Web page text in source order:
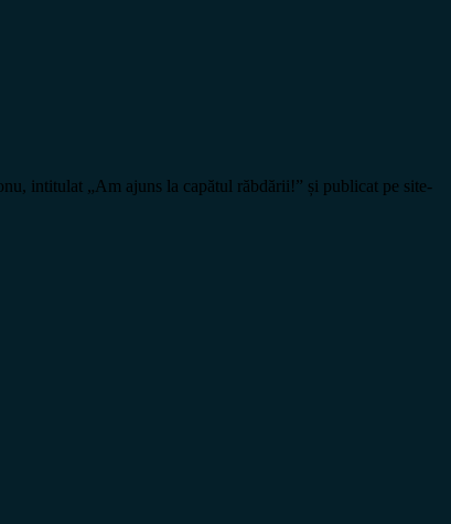
intitulat „Am ajuns la capătul răbdării!” și publicat pe site-